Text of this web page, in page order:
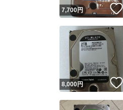
7,700円
8,000円